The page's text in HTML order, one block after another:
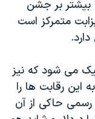
بیشتر بر جشن
متمرکز است
می شود که نیز
این رقابت ها را
حاکی از آن